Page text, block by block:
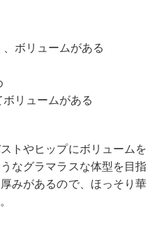
ボリュームがある
リュームがある
トやヒップにボリュームを
なグラマラスな体型を目指
みがあるので、ほっそり華